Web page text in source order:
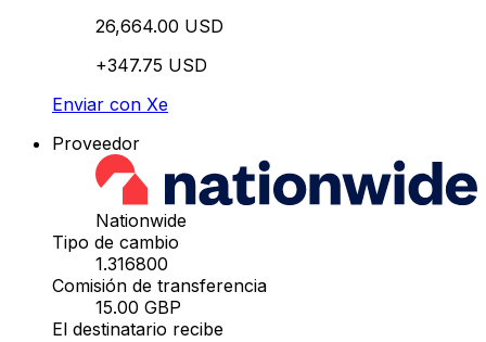
26,664.00 USD
+347.75 USD
Enviar con Xe
Proveedor
Nationwide
Tipo de cambio
1.316800
Comisión de transferencia
15.00 GBP
El destinatario recibe